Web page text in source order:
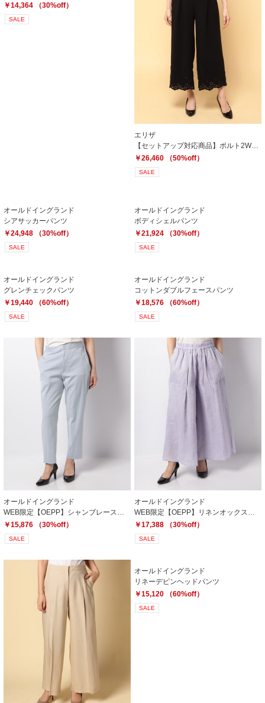
￥14,364 （30%off）
SALE
エリザ
【セットアップ対応商品】ボルト2WAYレースパンツ
￥26,460 （50%off）
SALE
オールドイングランド
シアサッカーパンツ
￥24,948 （30%off）
SALE
オールドイングランド
ボディシェルパンツ
￥21,924 （30%off）
SALE
オールドイングランド
グレンチェックパンツ
￥19,440 （60%off）
SALE
オールドイングランド
コットンダブルフェースパンツ
￥18,576 （60%off）
SALE
オールドイングランド
￥15,876 （30%off）
SALE
オールドイングランド
￥17,388 （30%off）
SALE
オールドイングランド
リネーデピンヘッドパンツ
￥15,120 （60%off）
SALE